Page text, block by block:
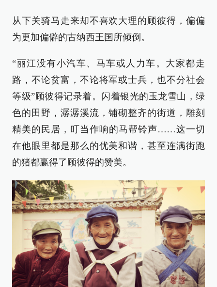
从下关骑马走来却不喜欢大理的顾彼得，偏偏
为更加偏僻的古纳西王国所倾倒。
“丽江没有小汽车、马车或人力车。大家都走
路，不论贫富，不论将军或士兵，也不分社会
等级”顾彼得记录着。闪着银光的玉龙雪山，绿
色的田野，潺潺溪流，铺砌整齐的街道，雕刻
精美的民居，叮当作响的马帮铃声……这一切
在他眼里都是那么的优美和谐，甚至连满街跑
的猪都赢得了顾彼得的赞美。